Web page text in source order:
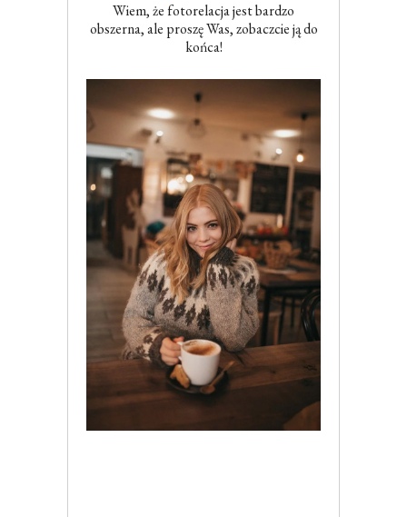
Wiem, że fotorelacja jest bardzo
obszerna, ale proszę Was, zobaczcie ją do
końca!